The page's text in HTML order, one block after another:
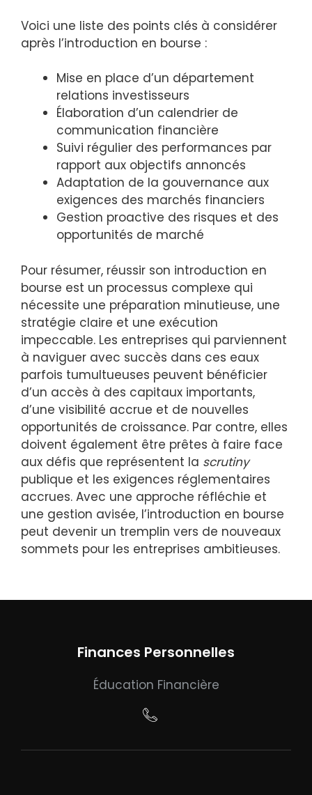
Voici une liste des points clés à considérer
après l’introduction en bourse :
Mise en place d’un département
relations investisseurs
Élaboration d’un calendrier de
communication financière
Suivi régulier des performances par
rapport aux objectifs annoncés
Adaptation de la gouvernance aux
exigences des marchés financiers
Gestion proactive des risques et des
opportunités de marché
Pour résumer, réussir son introduction en
bourse est un processus complexe qui
nécessite une préparation minutieuse, une
stratégie claire et une exécution
impeccable. Les entreprises qui parviennent
à naviguer avec succès dans ces eaux
parfois tumultueuses peuvent bénéficier
d’un accès à des capitaux importants,
d’une visibilité accrue et de nouvelles
opportunités de croissance. Par contre, elles
doivent également être prêtes à faire face
aux défis que représentent la scrutiny
publique et les exigences réglementaires
accrues. Avec une approche réfléchie et
une gestion avisée, l’introduction en bourse
peut devenir un tremplin vers de nouveaux
sommets pour les entreprises ambitieuses.
Finances Personnelles
Éducation Financière